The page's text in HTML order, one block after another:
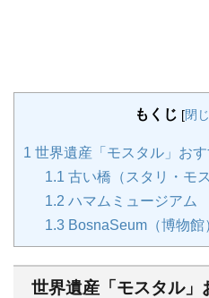
もくじ [閉
1 世界遺産「モスタル」おす
1.1 古い橋（スタリ・モス
1.2 ハマムミュージアム
1.3 BosnaSeum（博物館
世界遺産「モスタル」